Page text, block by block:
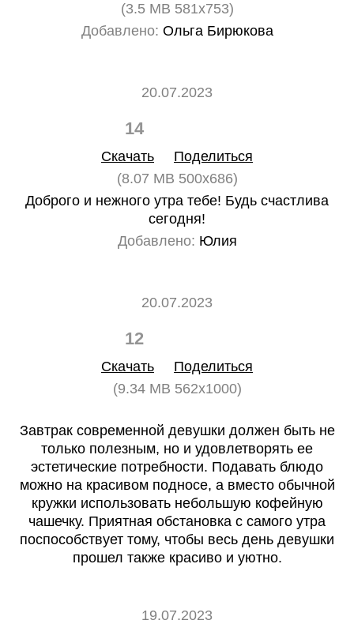
(3.5 MB 581x753)
Добавлено: Ольга Бирюкова
20.07.2023
14
Скачать
Поделиться
(8.07 MB 500x686)
Доброго и нежного утра тебе! Будь счастлива
сегодня!
Добавлено: Юлия
20.07.2023
12
Скачать
Поделиться
(9.34 MB 562x1000)
Завтрак современной девушки должен быть не
только полезным, но и удовлетворять ее
эстетические потребности. Подавать блюдо
можно на красивом подносе, а вместо обычной
кружки использовать небольшую кофейную
чашечку. Приятная обстановка с самого утра
поспособствует тому, чтобы весь день девушки
прошел также красиво и уютно.
19.07.2023